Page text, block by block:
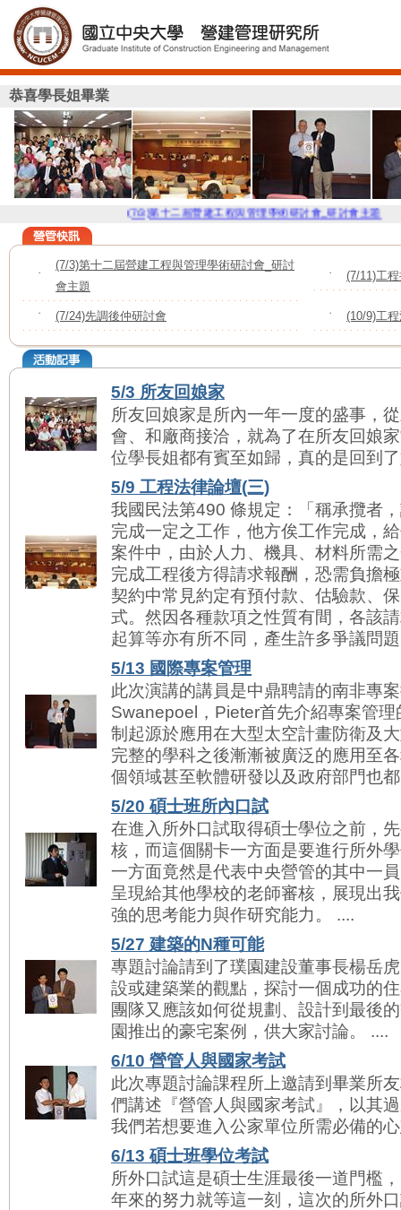
恭喜學長姐畢業
(7/3)第十二屆營建工程與管理學術研討會_研討會主題 (7/
˙
(7/3)第十二屆營建工程與管理學術研討會_研討
會主題
˙ (7/11)工
˙ (7/24)先調後仲研討會 ˙ (10/9)工
5/3 所友回娘家
所友回娘家是所內一年一度的盛事，
會、和廠商接洽，就為了在所友回娘
位學長姐都有賓至如歸，真的是回到
5/9 工程法律論壇(三)
我國民法第490 條規定：「稱承攬者
完成一定之工作，他方俟工作完成，
案件中，由於人力、機具、材料所需
完成工程後方得請求報酬，恐需負擔
契約中常見約定有預付款、估驗款、
式。然因各種款項之性質有間，各該
起算等亦有所不同，產生許多爭議問
5/13 國際專案管理
此次演講的講員是中鼎聘請的南非專
Swanepoel，Pieter首先介紹專案管
制起源於應用在大型太空計畫防衛及
完整的學科之後漸漸被廣泛的應用至
個領域甚至軟體研發以及政府部門也
5/20 碩士班所內口試
在進入所外口試取得碩士學位之前，
核，而這個關卡一方面是要進行所外
一方面竟然是代表中央營管的其中一
呈現給其他學校的老師審核，展現出
強的思考能力與作研究能力。 ....
5/27 建築的N種可能
專題討論請到了璞園建設董事長楊岳
設或建築業的觀點，探討一個成功的
團隊又應該如何從規劃、設計到最後
園推出的豪宅案例，供大家討論。 ....
6/10 營管人與國家考試
此次專題討論課程所上邀請到畢業所
們講述『營管人與國家考試』，以其
我們若想要進入公家單位所需必備的
6/13 碩士班學位考試
所外口試這是碩士生涯最後一道門檻
年來的努力就等這一刻，這次的所外